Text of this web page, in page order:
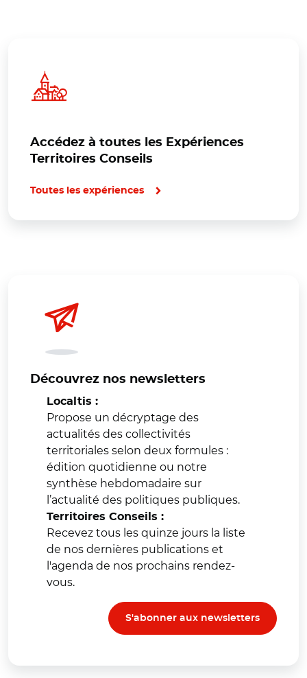
Accédez à toutes les Expériences
Territoires Conseils
Toutes les expériences
Découvrez nos newsletters
Localtis :
Propose un décryptage des
actualités des collectivités
territoriales selon deux formules :
édition quotidienne ou notre
synthèse hebdomadaire sur
l’actualité des politiques publiques.
Territoires Conseils :
Recevez tous les quinze jours la liste
de nos dernières publications et
l'agenda de nos prochains rendez-
vous.
S'abonner aux newsletters